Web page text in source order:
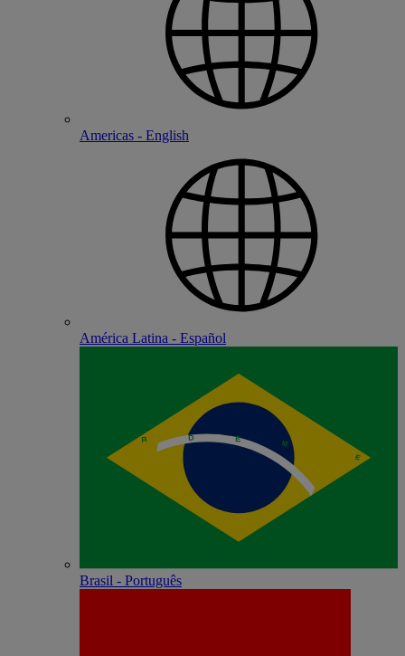
Americas - English
América Latina - Español
Brasil - Português